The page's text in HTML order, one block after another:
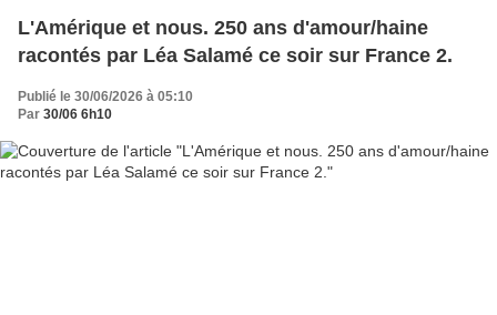
L'Amérique et nous. 250 ans d'amour/haine
racontés par Léa Salamé ce soir sur France 2.
Publié le 30/06/2026 à 05:10
Par 30/06 6h10